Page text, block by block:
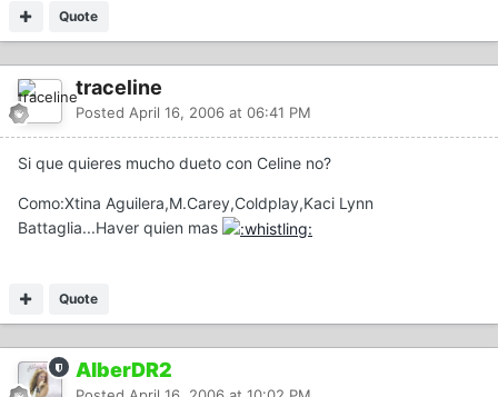
Quote
traceline
Posted April 16, 2006 at 06:41 PM
Si que quieres mucho dueto con Celine no?
Como:Xtina Aguilera,M.Carey,Coldplay,Kaci Lynn
Battaglia...Haver quien mas
Quote
AlberDR2